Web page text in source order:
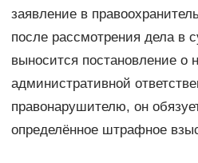
заявление в
после рассмотрения дела в
выносится постановление о
административной
правонарушителю, он
определённое штрафное